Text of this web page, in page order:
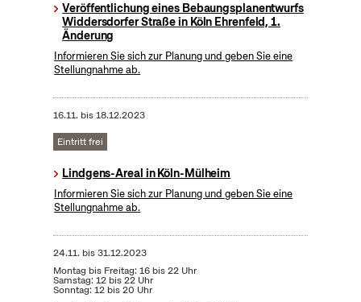
Veröffentlichung eines Bebaungsplanentwurfs
Widdersdorfer Straße in Köln Ehrenfeld, 1.
Änderung
Informieren Sie sich zur Planung und geben Sie eine
Stellungnahme ab.
16.11. bis18.12.2023
Eintritt frei
Lindgens-Areal in Köln-Mülheim
Informieren Sie sich zur Planung und geben Sie eine
Stellungnahme ab.
24.11. bis31.12.2023
Montag bis Freitag: 16 bis 22 Uhr
Samstag: 12 bis 22 Uhr
Sonntag: 12 bis 20 Uhr